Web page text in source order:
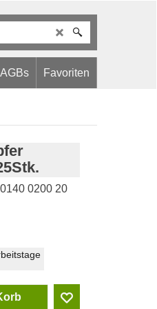
AGBs Favoriten
0200 20